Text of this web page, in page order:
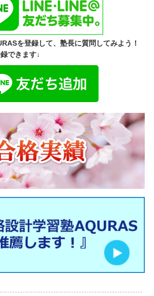
を登録して、塾長に質問してみよう！
できます↓